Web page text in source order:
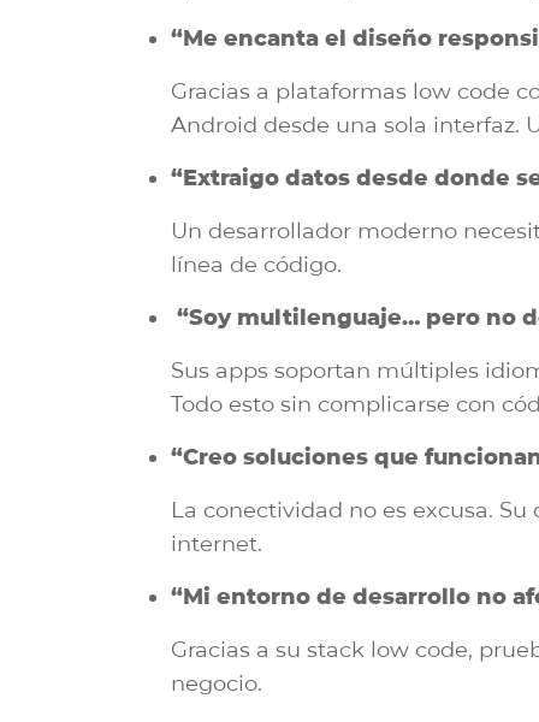
“Me encanta el diseño
Gracias a plataformas low code
Android desde una sola interfaz.
“Extraigo datos desde donde
Un desarrollador moderno
línea de código.
“Soy multilenguaje… pero no
Sus apps soportan múltiples
Todo esto sin complicarse con
“Creo soluciones que
La conectividad no es excusa.
internet.
“Mi entorno de desarrollo no
Gracias a su stack low code,
negocio.